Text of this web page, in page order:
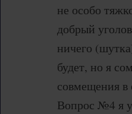
не особо
добрый
ничего
будет, но я
совмещения
Вопрос №4 я